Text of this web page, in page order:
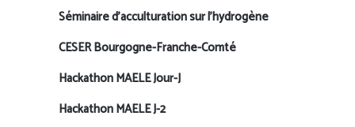
Séminaire d’acculturation sur l’hydrogène
CESER Bourgogne-Franche-Comté
Hackathon MAELE Jour-J
Hackathon MAELE J-2